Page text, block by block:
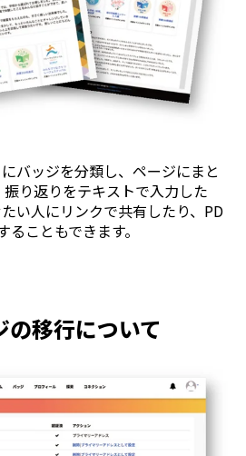
バッジを分類し、ページにまと
り返りをテキストで入力した
い人にリンクで共有したり、PD
こともできます。
移行について